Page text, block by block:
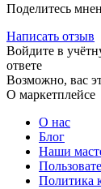
Поделитесь
Написать отзыв
Войдите в
ответе
Возможно, вас
О маркетплейсе
О нас
Блог
Наши
Политика